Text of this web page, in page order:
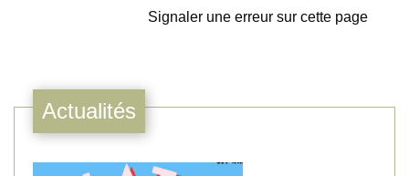
Signaler une erreur sur cette page
Actualités